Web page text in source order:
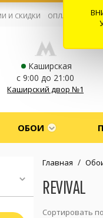
И СКИДКИ ОПЛАТА И
Каширская
с 9:00 до 21:00
Каширский двор №1
ОБОИ
Главная /
REVIVAL
Сортировать